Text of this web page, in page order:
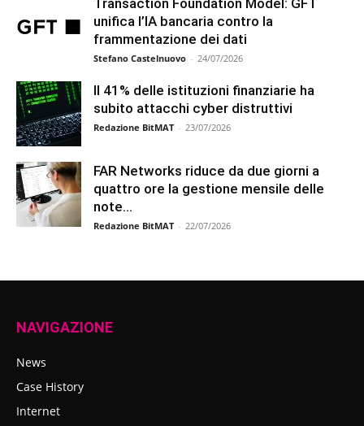
Transaction Foundation Model: GFT
unifica l’IA bancaria contro la
frammentazione dei dati
Stefano Castelnuovo - 24/07/2026
Il 41% delle istituzioni finanziarie ha
subito attacchi cyber distruttivi
Redazione BitMAT - 23/07/2026
FAR Networks riduce da due giorni a
quattro ore la gestione mensile delle
note...
Redazione BitMAT - 22/07/2026
NAVIGAZIONE
News
Case History
Internet